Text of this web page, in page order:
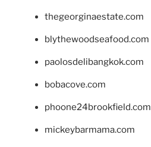
thegeorginaestate.com
blythewoodseafood.com
paolosdelibangkok.com
bobacove.com
phoone24brookfield.com
mickeybarmama.com